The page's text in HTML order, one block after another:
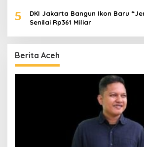
5
DKI Jakarta Bangun Ikon Baru
Senilai Rp361 Miliar
Berita Aceh